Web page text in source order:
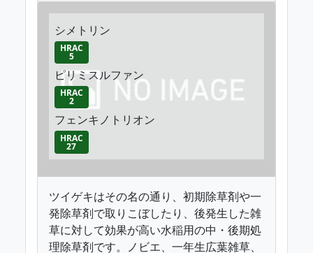
シメトリン
HRAC
5
ピリミスルファン
HRAC
2
フェンキノトリオン
HRAC
27
ツイゲキはその名の通り、初期除草剤や一
発除草剤で取りこぼしたり、後発生した雑
草に対して効果が高い水稲用の中・後期処
理除草剤です。ノビエ、一年生広葉雑草、